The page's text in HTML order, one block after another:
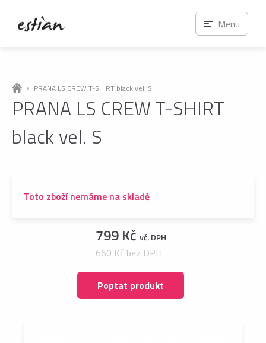
PRANA LS CREW T-SHIRT black vel. S
PRANA LS CREW T-SHIRT
black vel. S
Toto zboží nemáme na skladě
799 Kč vč. DPH
660 Kč bez DPH
Poptat produkt
Menu